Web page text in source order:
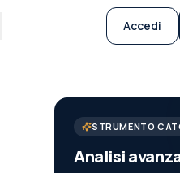
Accedi
STRUMENTO
Analisi